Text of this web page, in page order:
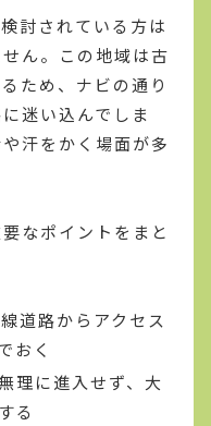
討されている方は
ん。この地域は古
ため、ナビの通り
迷い込んでしま
汗をかく場面が多
なポイントをまと
道路からアクセス
おく
理に進入せず、大
る